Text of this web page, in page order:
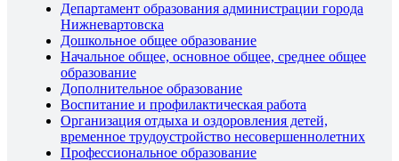
Департамент образования администрации города
Нижневартовска
Дошкольное общее образование
Начальное общее, основное общее, среднее общее
образование
Дополнительное образование
Воспитание и профилактическая работа
Организация отдыха и оздоровления детей,
временное трудоустройство несовершеннолетних
Профессиональное образование